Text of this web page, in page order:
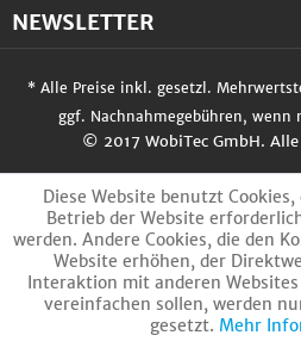
NEWSLETTER
* Alle Preise inkl. gesetzl.
ggf. Nachnahmegebühren, wenn
© 2017 WobiTec GmbH.
Diese Website benutzt
Betrieb der Website
werden. Andere Cookies, die den
Website erhöhen, der
Interaktion mit anderen
vereinfachen sollen, werden
gesetzt. Mehr